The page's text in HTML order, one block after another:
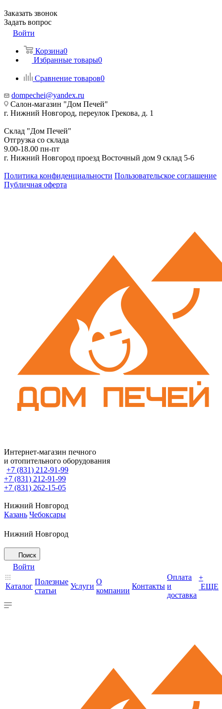
Заказать звонок
Задать вопрос
Войти
Корзина0
Избранные товары0
Сравнение товаров0
dompechei@yandex.ru
Салон-магазин "Дом Печей"
г. Нижний Новгород, переулок Грекова, д. 1
Склад "Дом Печей"
Отгрузка со склада
9.00-18.00 пн-пт
г. Нижний Новгород проезд Восточный дом 9 склад 5-6
Политика конфиденциальности Пользовательское соглашение
Публичная оферта
Интернет-магазин печного
и отопительного оборудования
+7 (831) 212-91-99
+7 (831) 212-91-99
+7 (831) 262-15-05
Нижний Новгород
Казань Чебоксары
Нижний Новгород
Поиск
Войти
Каталог
Полезные
статьи
Услуги
О
компании
Контакты
Оплата
и
доставка
+
ЕЩЕ